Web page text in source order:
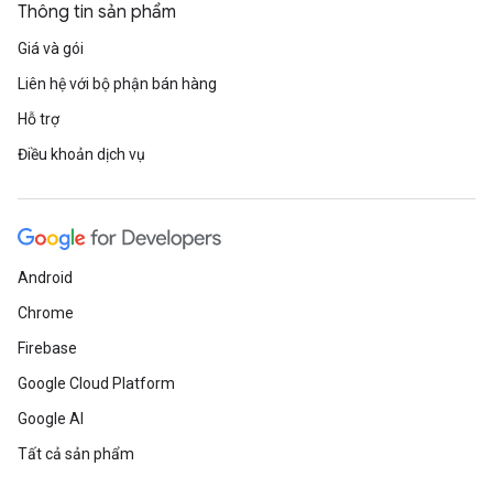
Thông tin sản phẩm
Giá và gói
Liên hệ với bộ phận bán hàng
Hỗ trợ
Điều khoản dịch vụ
Android
Chrome
Firebase
Google Cloud Platform
Google AI
Tất cả sản phẩm